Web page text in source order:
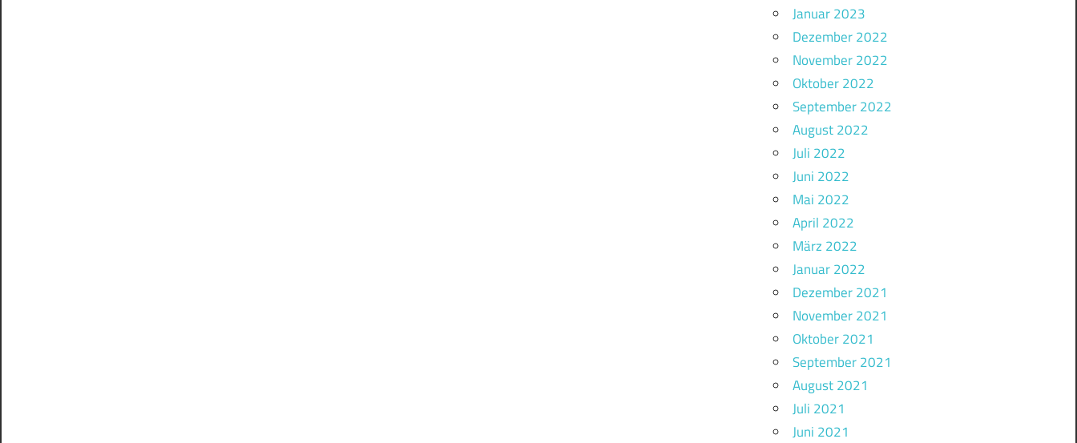
Januar 2023
Dezember 2022
November 2022
Oktober 2022
September 2022
August 2022
Juli 2022
Juni 2022
Mai 2022
April 2022
März 2022
Januar 2022
Dezember 2021
November 2021
Oktober 2021
September 2021
August 2021
Juli 2021
Juni 2021